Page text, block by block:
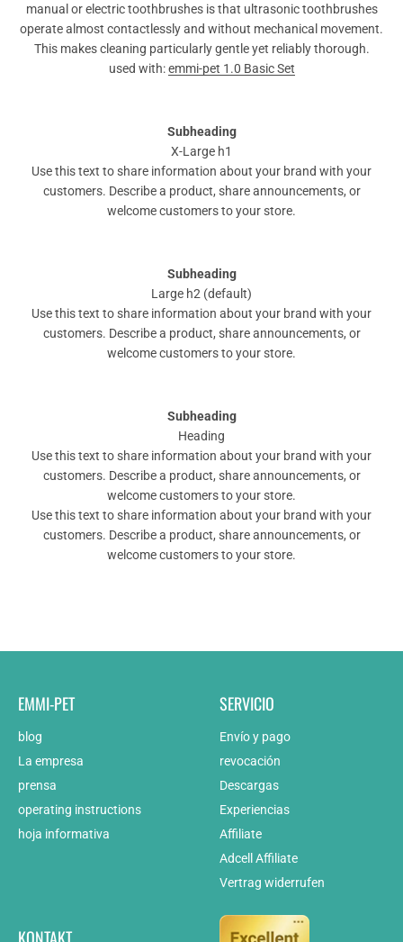
manual or electric toothbrushes is that ultrasonic toothbrushes
operate almost contactlessly and without mechanical movement.
This makes cleaning particularly gentle yet reliably thorough.
used with:emmi-pet 1.0 Basic Set
Subheading
X-Large h1
Use this text to share information about your brand with your
customers. Describe a product, share announcements, or
welcome customers to your store.
Subheading
Large h2 (default)
Use this text to share information about your brand with your
customers. Describe a product, share announcements, or
welcome customers to your store.
Subheading
Heading
Use this text to share information about your brand with your
customers. Describe a product, share announcements, or
welcome customers to your store.
Use this text to share information about your brand with your
customers. Describe a product, share announcements, or
welcome customers to your store.
EMMI-PET
blog
La empresa
prensa
operating instructions
hoja informativa
SERVICIO
Envío y pago
revocación
Descargas
Experiencias
Affiliate
Adcell Affiliate
Vertrag widerrufen